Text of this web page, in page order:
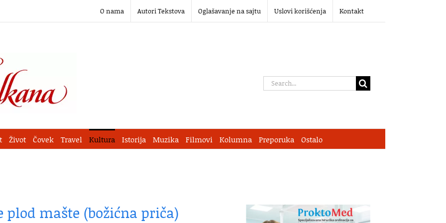
O nama Autori Tekstova Oglašavanje na sajtu Uslovi korišćenja Kontakt
Search
Život Čovek Travel Kultura Istorija Muzika Filmovi Kolumna Preporuka Ostalo
plod mašte (božićna priča)